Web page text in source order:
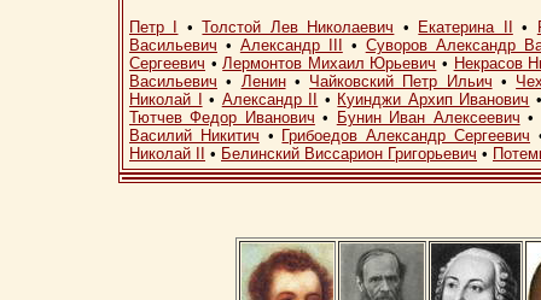
Петр I •Толстой Лев Николаевич • Екатерина II •
Васильевич • Александр III • Суворов Александр
Сергеевич •Лермонтов Михаил Юрьевич • Некрасов
Васильевич • Ленин• Чайковский Петр Ильич •
Николай I
• Александр II • Куинджи Архип Иванович
Тютчев Федор Иванович • Бунин Иван Алексеевич •
Василий Никитич • Грибоедов Александр Сергеевич
Николай II
• Белинский Виссарион Григорьевич •